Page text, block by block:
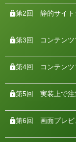
第2回 静的サイ
第3回 コンテン
第4回 コンテン
第5回 実装上で注
第6回 画面プレ